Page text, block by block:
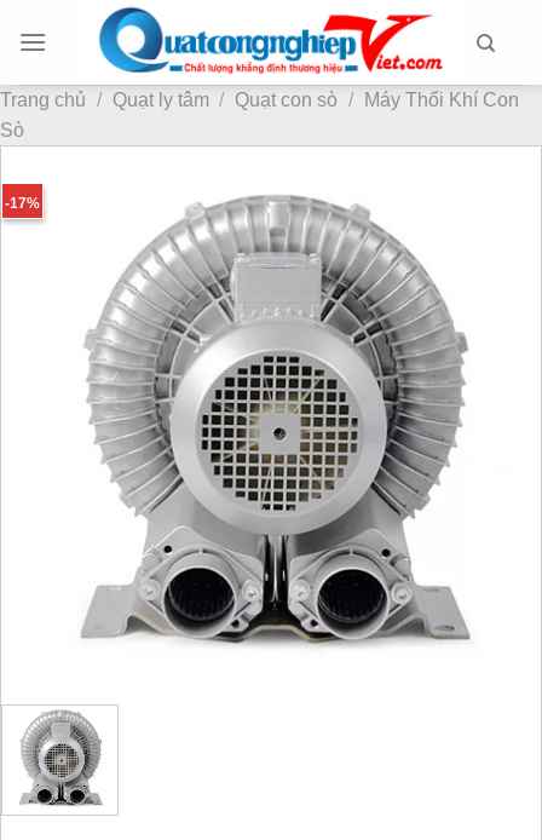
đến
dung
Trang chủ / Quạt ly tâm / Quạt con sò /
Máy Thổi Khí Con
Sò
-17%